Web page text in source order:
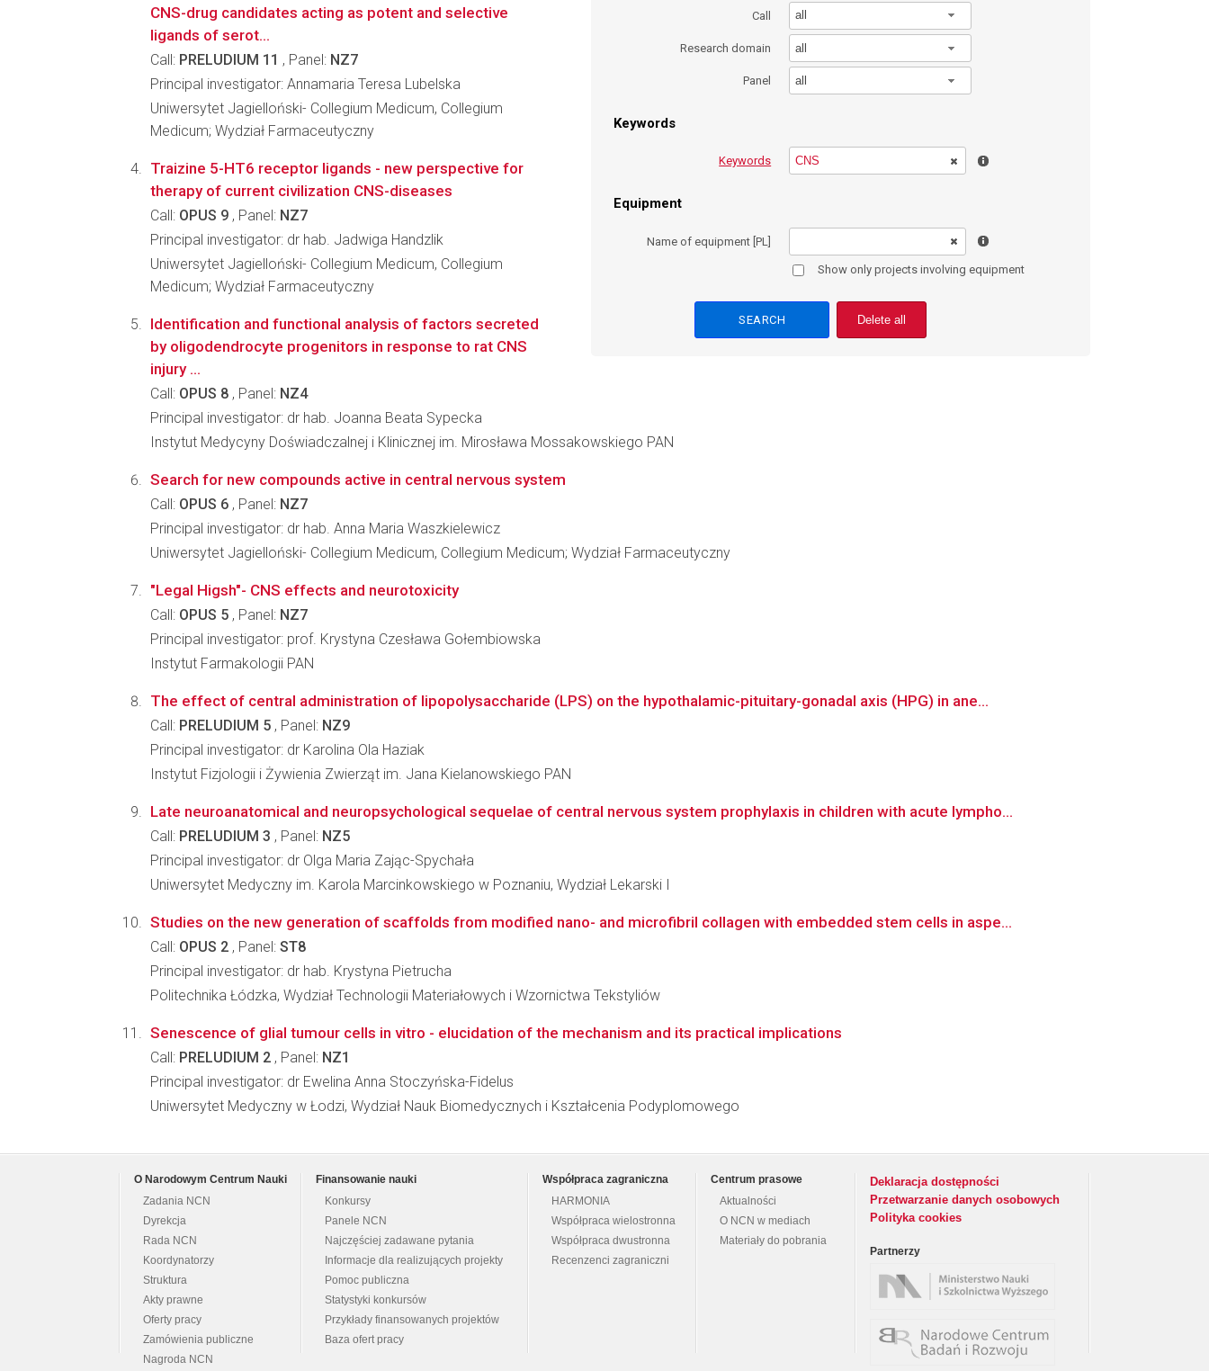
Call all
Research domain all
Panel all
Keywords
Keywords
Equipment
Name of equipment [PL]
Show only projects involving equipment
Delete all
CNS-drug candidates acting as potent and selective
ligands of serot...
Call: PRELUDIUM 11 , Panel: NZ7
Principal investigator: Annamaria Teresa Lubelska
Uniwersytet Jagielloński- Collegium Medicum, Collegium
Medicum; Wydział Farmaceutyczny
Traizine 5-HT6 receptor ligands - new perspective for
therapy of current civilization CNS-diseases
Call: OPUS 9 , Panel: NZ7
Principal investigator: dr hab. Jadwiga Handzlik
Uniwersytet Jagielloński- Collegium Medicum, Collegium
Medicum; Wydział Farmaceutyczny
Identification and functional analysis of factors secreted
by oligodendrocyte progenitors in response to rat CNS
injury ...
Call: OPUS 8 , Panel: NZ4
Principal investigator: dr hab. Joanna Beata Sypecka
Instytut Medycyny Doświadczalnej i Klinicznej im. Mirosława Mossakowskiego PAN
Search for new compounds active in central nervous system
Call: OPUS 6 , Panel: NZ7
Principal investigator: dr hab. Anna Maria Waszkielewicz
Uniwersytet Jagielloński- Collegium Medicum, Collegium Medicum; Wydział Farmaceutyczny
"Legal Higsh"- CNS effects and neurotoxicity
Call: OPUS 5 , Panel: NZ7
Principal investigator: prof. Krystyna Czesława Gołembiowska
Instytut Farmakologii PAN
The effect of central administration of lipopolysaccharide (LPS) on the hypothalamic-pituitary-gonadal axis (HPG) in ane...
Call: PRELUDIUM 5 , Panel: NZ9
Principal investigator: dr Karolina Ola Haziak
Instytut Fizjologii i Żywienia Zwierząt im. Jana Kielanowskiego PAN
Late neuroanatomical and neuropsychological sequelae of central nervous system prophylaxis in children with acute lympho...
Call: PRELUDIUM 3 , Panel: NZ5
Principal investigator: dr Olga Maria Zając-Spychała
Uniwersytet Medyczny im. Karola Marcinkowskiego w Poznaniu, Wydział Lekarski I
Studies on the new generation of scaffolds from modified nano- and microfibril collagen with embedded stem cells in aspe...
Call: OPUS 2 , Panel: ST8
Principal investigator: dr hab. Krystyna Pietrucha
Politechnika Łódzka, Wydział Technologii Materiałowych i Wzornictwa Tekstyliów
Senescence of glial tumour cells in vitro - elucidation of the mechanism and its practical implications
Call: PRELUDIUM 2 , Panel: NZ1
Principal investigator: dr Ewelina Anna Stoczyńska-Fidelus
Uniwersytet Medyczny w Łodzi, Wydział Nauk Biomedycznych i Kształcenia Podyplomowego
O Narodowym Centrum Nauki
Zadania NCN
Dyrekcja
Rada NCN
Koordynatorzy
Struktura
Akty prawne
Oferty pracy
Zamówienia publiczne
Nagroda NCN
Finansowanie nauki
Konkursy
Panele NCN
Najczęściej zadawane pytania
Informacje dla realizujących projekty
Pomoc publiczna
Statystyki konkursów
Przykłady finansowanych projektów
Baza ofert pracy
Współpraca zagraniczna
HARMONIA
Współpraca wielostronna
Współpraca dwustronna
Recenzenci zagraniczni
Centrum prasowe
Aktualności
O NCN w mediach
Materiały do pobrania
Deklaracja dostępności
Przetwarzanie danych osobowych
Polityka cookies
Partnerzy